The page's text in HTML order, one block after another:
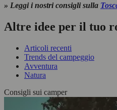
» Leggi i nostri consigli sulla
Altre idee per il tuo
Articoli recenti
Trends del campeggio
Avventura
Natura
Consigli sui camper